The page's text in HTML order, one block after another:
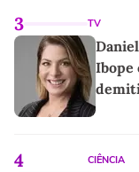
3 TV
Ibope
4 CIÊNCIA